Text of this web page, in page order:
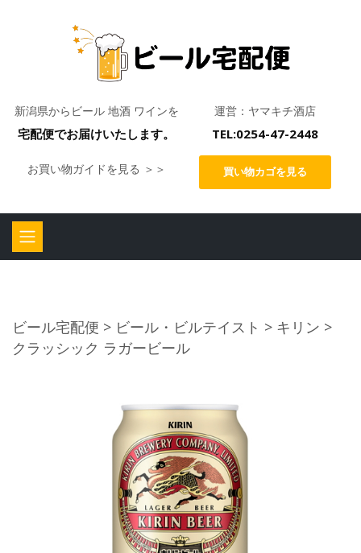
新潟県からビール 地酒 ワインを
宅配便でお届けいたします。
運営：ヤマキチ酒店
TEL:0254-47-2448
お買い物ガイドを見る ＞＞ 買い物カゴを見る
ビール宅配便 > ビール・ビルテイスト > キリン >
クラッシック ラガービール